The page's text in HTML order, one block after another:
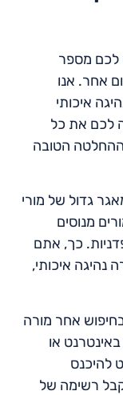
לכם מספר
אחר. אנו
איכותי
לכם את כל
ההחלטה הטובה
גדול של מורי
מנוסים
כך, אתם
נהיגה איכותי,
אחר מורה
או
להיכנס
רשימה של